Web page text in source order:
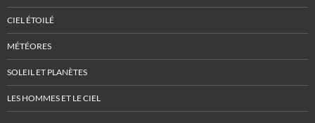
CIEL ÉTOILÉ
MÉTÉORES
SOLEIL ET PLANÈTES
LES HOMMES ET LE CIEL